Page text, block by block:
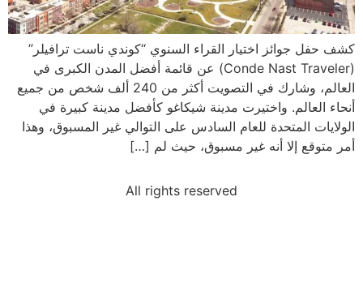
كشف حفل جوائز اختيار القراء السنوي “كوندي ناست ترافيلر”
(Conde Nast Traveler) عن قائمة أفضل المدن الكبرى في
العالم، وشارك في التصويت أكثر من 240 ألف شخص من جميع
أنحاء العالم. واختيرت مدينة شيكاغو كأفضل مدينة كبيرة في
الولايات المتحدة للعام السادس على التوالي غير المسبوق، وهذا
أمر متوقع إلا أنه غير مسبوق، حيث لم […]
All rights reserved